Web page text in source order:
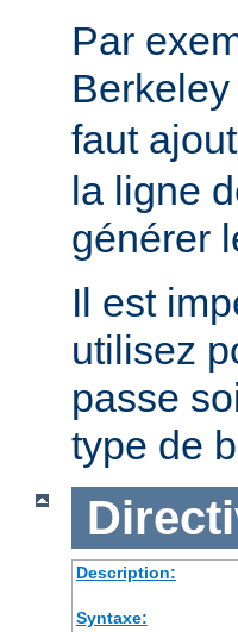
Par
faut
la ligne
générer
Il est
utilisez
passe
type de
Description:
Syntaxe: